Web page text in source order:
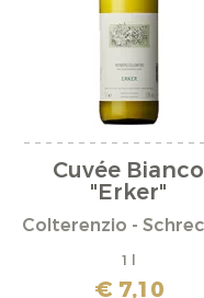
Cuvée Bianco
"Erker"
1 l
€ 7,10